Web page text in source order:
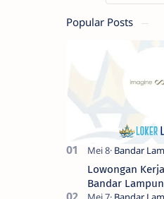
Popular Posts
Lowongan
Bandar